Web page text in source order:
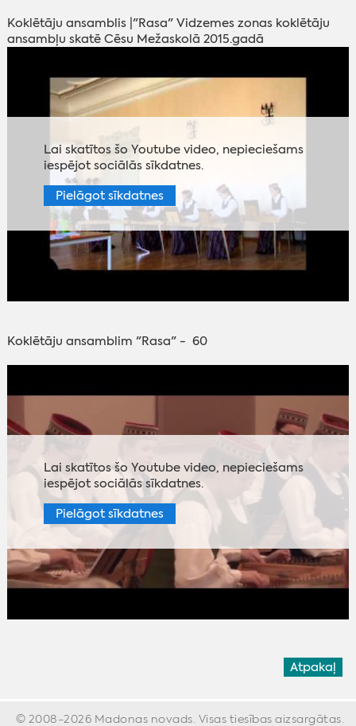
Koklētāju ansamblis |"Rasa" Vidzemes zonas koklētāju
ansambļu skatē Cēsu Mežaskolā 2015.gadā
Lai skatītos šo Youtube video, nepieciešams
iespējot sociālās sīkdatnes.
Pielāgot sīkdatnes
Koklētāju ansamblim "Rasa" - 60
Lai skatītos šo Youtube video, nepieciešams
iespējot sociālās sīkdatnes.
Pielāgot sīkdatnes
Atpakaļ
© 2008-2026 Madonas novads. Visas tiesības aizsargātas.